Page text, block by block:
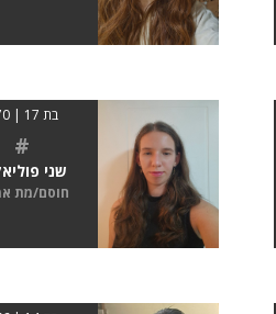
בת 17 | 170
#
שני
חוסם/מת